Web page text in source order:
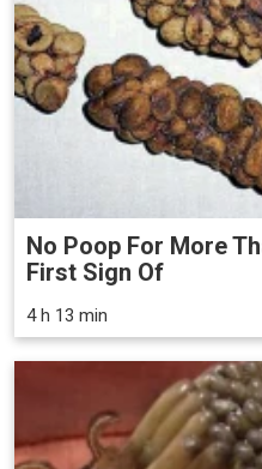
No Poop For More
First Sign Of
4 h 13 min